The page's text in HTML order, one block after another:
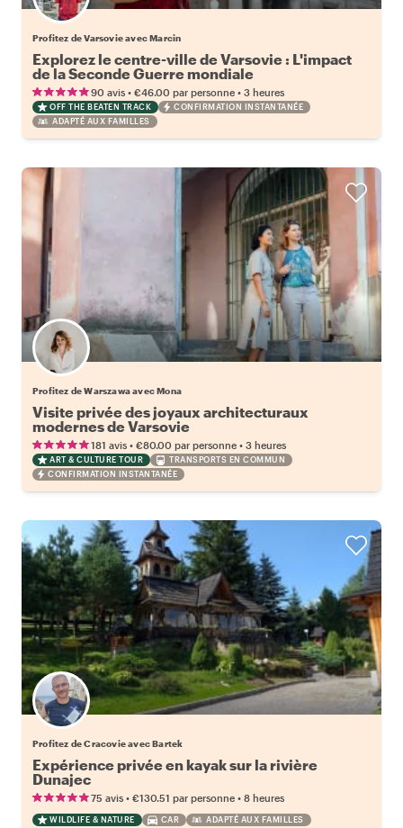
Profitez de Varsovie avec Marcin
Explorez le centre-ville de Varsovie : L'impact
de la Seconde Guerre mondiale
90 avis • €46.00 par personne • 3 heures
OFF THE BEATEN TRACK
CONFIRMATION INSTANTANÉE
ADAPTÉ AUX FAMILLES
Profitez de Warszawa avec Mona
Visite privée des joyaux architecturaux
modernes de Varsovie
181 avis • €80.00 par personne • 3 heures
ART & CULTURE TOUR
TRANSPORTS EN COMMUN
CONFIRMATION INSTANTANÉE
Profitez de Cracovie avec Bartek
Expérience privée en kayak sur la rivière
Dunajec
75 avis • €130.51 par personne • 8 heures
WILDLIFE & NATURE CAR ADAPTÉ AUX FAMILLES